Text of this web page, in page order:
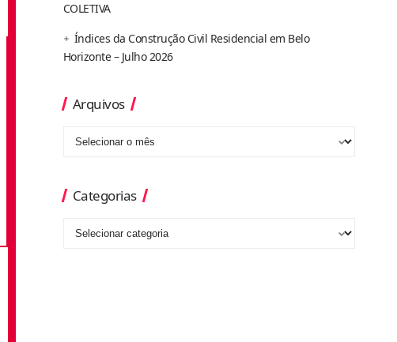
COLETIVA
Índices da Construção Civil Residencial em Belo
Horizonte – Julho 2026
Arquivos
Categorias